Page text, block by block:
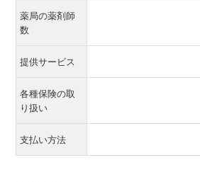
薬局の薬剤師
数
提供サービス
各種保険の取
り扱い
支払い方法